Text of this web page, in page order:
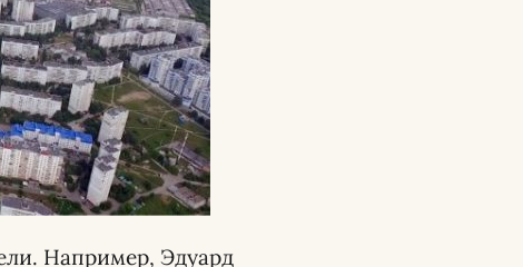
Например, Эдуард